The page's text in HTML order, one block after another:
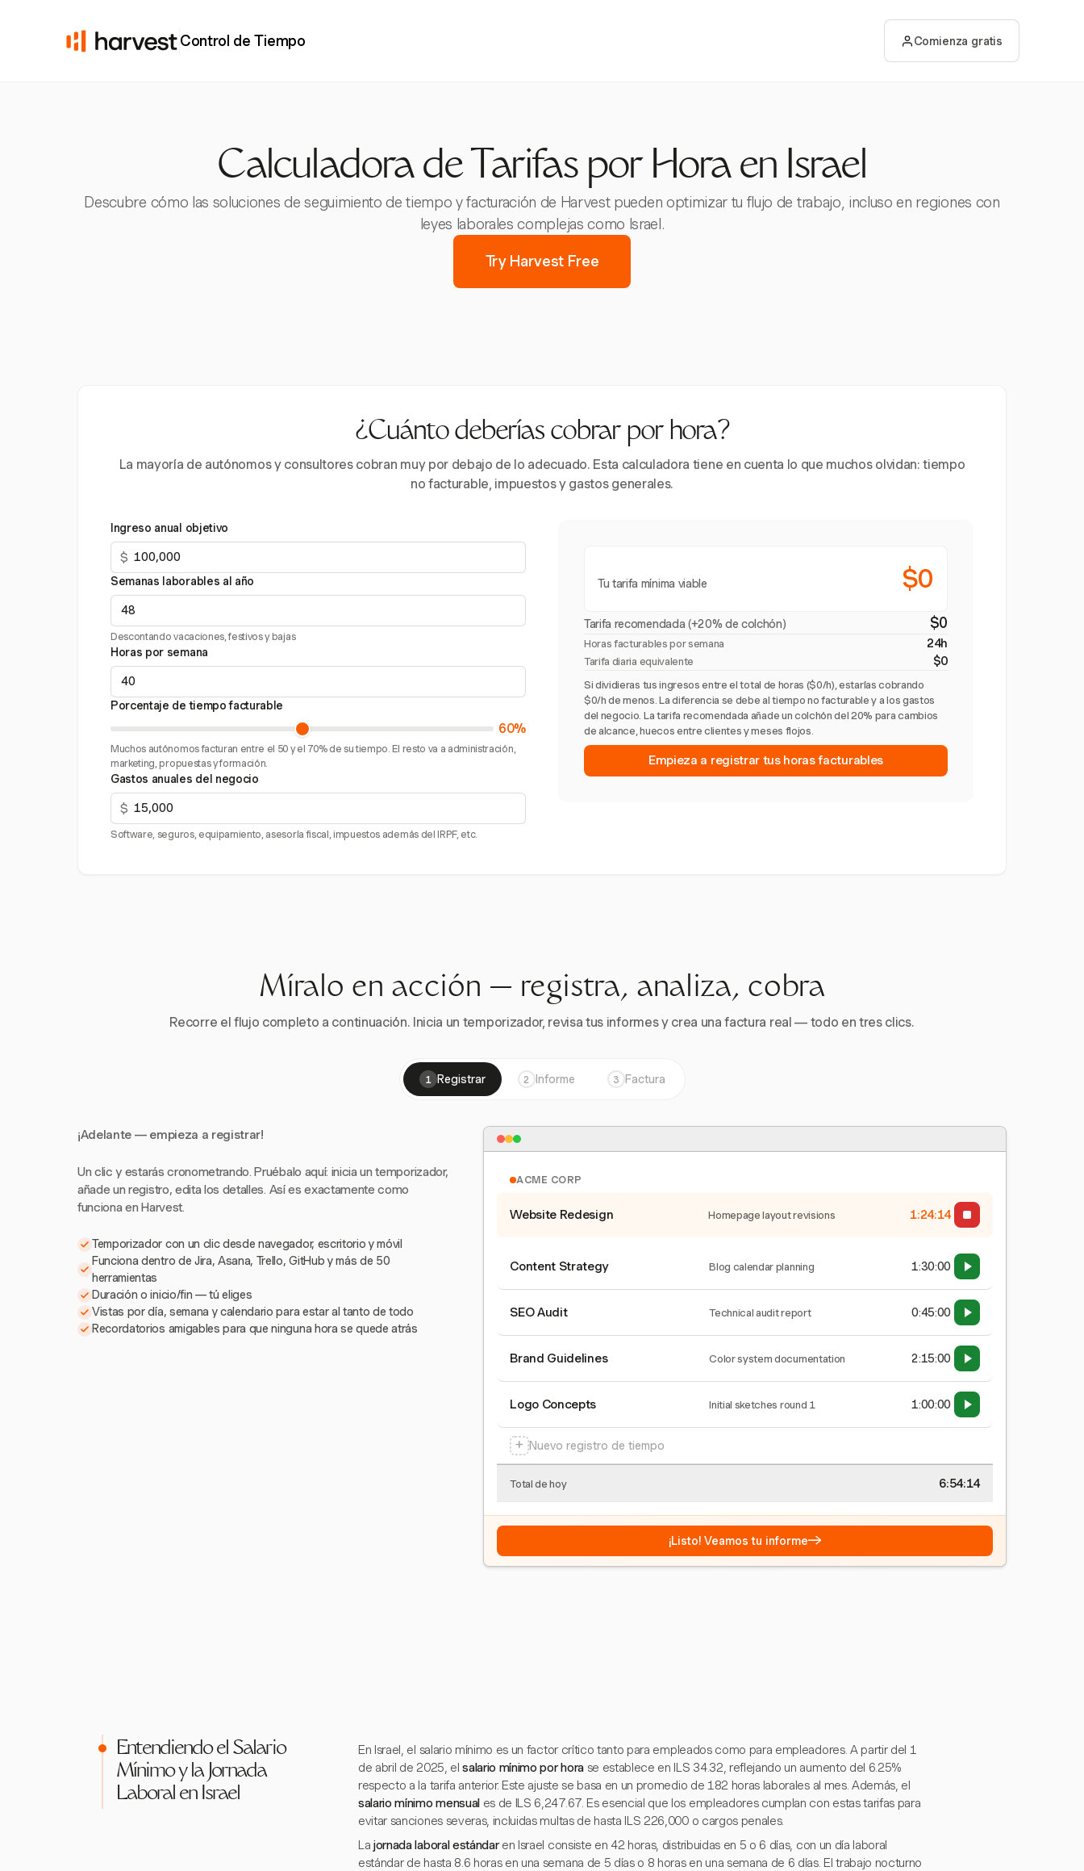
Control de Tiempo Comienza gratis
Calculadora de Tarifas por Hora en Israel
Descubre cómo las soluciones de seguimiento de tiempo y facturación de Harvest pueden optimizar tu flujo de trabajo, incluso en regiones con
leyes laborales complejas como Israel.
Try Harvest Free
¿Cuánto deberías cobrar por hora?
La mayoría de autónomos y consultores cobran muy por debajo de lo adecuado. Esta calculadora tiene en cuenta lo que muchos olvidan: tiempo
no facturable, impuestos y gastos generales.
Ingreso anual objetivo
$
Semanas laborables al año
Descontando vacaciones, festivos y bajas
Horas por semana
Porcentaje de tiempo facturable
60%
Muchos autónomos facturan entre el 50 y el 70% de su tiempo. El resto va a administración,
marketing, propuestas y formación.
Gastos anuales del negocio
$
Software, seguros, equipamiento, asesoría fiscal, impuestos además del IRPF, etc.
Tu tarifa mínima viable $0
Tarifa recomendada (+20% de colchón) $0
Horas facturables por semana 24h
Tarifa diaria equivalente $0
Si dividieras tus ingresos entre el total de horas ($0/h), estarías cobrando
$0/h de menos. La diferencia se debe al tiempo no facturable y a los gastos
del negocio. La tarifa recomendada añade un colchón del 20% para cambios
de alcance, huecos entre clientes y meses flojos.
Empieza a registrar tus horas facturables
Míralo en acción — registra, analiza, cobra
Recorre el flujo completo a continuación. Inicia un temporizador, revisa tus informes y crea una factura real — todo en tres clics.
1 Registrar 2 Informe 3 Factura
¡Adelante — empieza a registrar!
Un clic y estarás cronometrando. Pruébalo aquí: inicia un temporizador,
añade un registro, edita los detalles. Así es exactamente como
funciona en Harvest.
Temporizador con un clic desde navegador, escritorio y móvil
Funciona dentro de Jira, Asana, Trello, GitHub y más de 50
herramientas
Duración o inicio/fin — tú eliges
Vistas por día, semana y calendario para estar al tanto de todo
Recordatorios amigables para que ninguna hora se quede atrás
ACME CORP
Website Redesign Homepage layout revisions 1:24:15
Content Strategy Blog calendar planning 1:30:00
SEO Audit Technical audit report 0:45:00
Brand Guidelines Color system documentation 2:15:00
Logo Concepts Initial sketches round 1 1:00:00
+ Nuevo registro de tiempo
Total de hoy 6:54:15
¡Listo! Veamos tu informe→
Entendiendo el Salario
Mínimo y la Jornada
Laboral en Israel
En Israel, el salario mínimo es un factor crítico tanto para empleados como para empleadores. A partir del 1
de abril de 2025, elsalario mínimo por horase establece en ILS 34.32, reflejando un aumento del 6.25%
respecto a la tarifa anterior. Este ajuste se basa en un promedio de 182 horas laborales al mes. Además, el
salario mínimo mensuales de ILS 6,247.67. Es esencial que los empleadores cumplan con estas tarifas para
evitar sanciones severas, incluidas multas de hasta ILS 226,000 o cargos penales.
Lajornada laboral estándaren Israel consiste en 42 horas, distribuidas en 5 o 6 días, con un día laboral
estándar de hasta 8.6 horas en una semana de 5 días o 8 horas en una semana de 6 días. El trabajo nocturno